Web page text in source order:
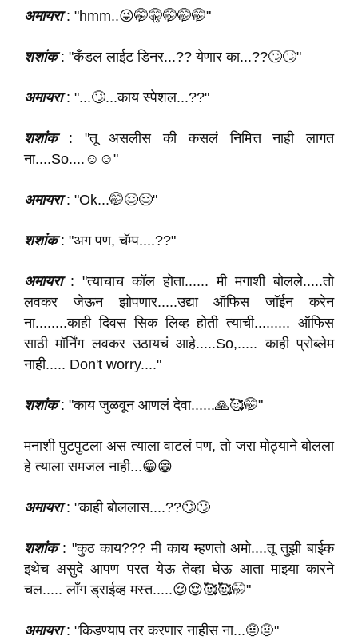
अमायरा: "hmm..😜🤭🤫🤭🤭🤭"
शशांक: "कँडल लाईट डिनर...?? येणार का...??🙄🙄"
अमायरा: "...🙄...काय स्पेशल...??"
शशांक: "तू असलीस की कसलं निमित्त नाही लागत
ना....So....☺️☺️"
अमायरा: "Ok...🤭😌😌"
शशांक: "अग पण, चॅम्प....??"
अमायरा: "त्याचाच कॉल होता...... मी मगाशी बोलले.....तो
लवकर जेऊन झोपणार.....उद्या ऑफिस जॉईन करेन
ना........काही दिवस सिक लिव्ह होती त्याची......... ऑफिस
साठी मॉर्निंग लवकर उठायचं आहे.....So,..... काही प्रोब्लेम
नाही..... Don't worry...."
शशांक: "काय जुळवून आणलं देवा......🙏🥰🤭"
मनाशी पुटपुटला अस त्याला वाटलं पण, तो जरा मोठ्याने बोलला
हे त्याला समजल नाही...😁😁
अमायरा: "काही बोललास....??🙄🙄
शशांक: "कुठ काय??? मी काय म्हणतो अमो....तू तुझी बाईक
इथेच असुदे आपण परत येऊ तेव्हा घेऊ आता माझ्या कारने
चल..... लॉंग ड्राईव्ह मस्त.....😌😌🥰🥰🤭"
अमायरा: "किडण्याप तर करणार नाहीस ना...🤨🤨"